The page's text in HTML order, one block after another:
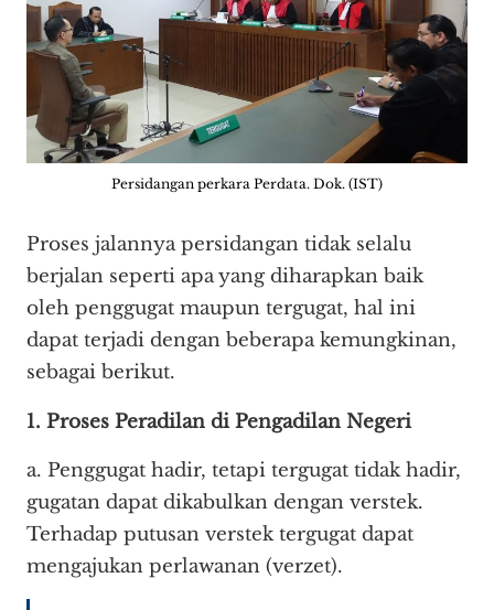
Persidangan perkara Perdata. Dok. (IST)
Proses jalannya persidangan tidak selalu
berjalan seperti apa yang diharapkan baik
oleh penggugat maupun tergugat, hal ini
dapat terjadi dengan beberapa kemungkinan,
sebagai berikut.
1. Proses Peradilan di Pengadilan Negeri
a. Penggugat hadir, tetapi tergugat tidak hadir,
gugatan dapat dikabulkan dengan verstek.
Terhadap putusan verstek tergugat dapat
mengajukan perlawanan (verzet).